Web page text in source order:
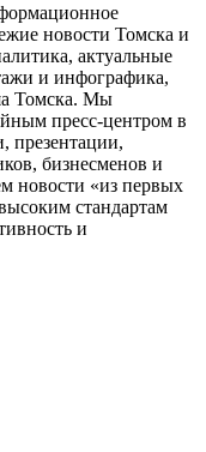
новости Томска и
актуальные
и инфографика,
Томска. Мы
пресс-центром в
презентации,
бизнесменов и
новости «из первых
стандартам
и